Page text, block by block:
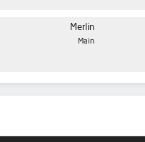
Merlin
Main